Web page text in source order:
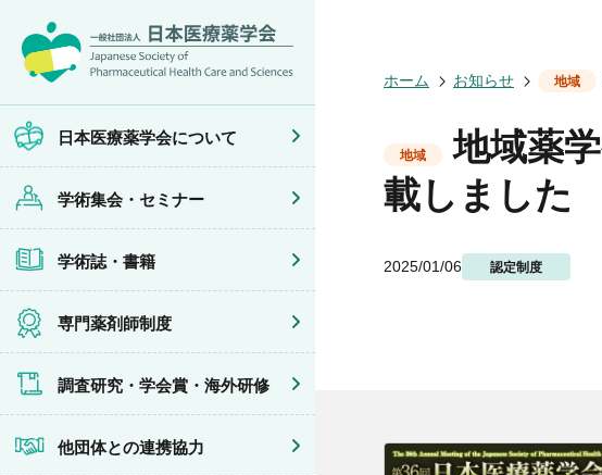
日本医療薬学会について
日本医療薬学会についてトップ
会頭挨拶
沿革・あゆみ
組織・名簿
委員会
規程・細則
薬剤師業務に関する情報提供
学術集会・セミナー
開催予定のイベント一覧
年会
フレッシャーズ・カンファラ
臨床研究セミナー
薬物療法集中講義
がん専門薬剤師集中教育講座
症例関連セミナー
学術誌・書籍
JPHCS（英文誌）
専門薬剤師制度
医療薬学専門薬剤師制度
薬物療法専門薬剤師制度
地域薬学ケア専門薬剤師制度
調査研究・学会賞・海外研修
学会賞
他団体との連携協力
他団体との連携協力トップ
イベントの共催・後援
マイページ
ホーム お知らせ 地域
地域
地域薬
載しました
2025/01/06 認定制度